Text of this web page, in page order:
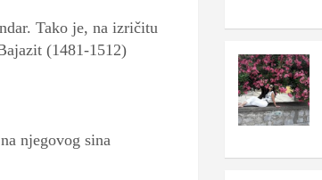
Tako je, na izričitu
(1481-1512)
njegovog sina